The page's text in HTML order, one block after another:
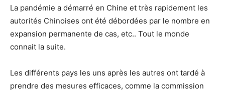
La pandémie a démarré en Chine et très rapidement les
autorités Chinoises ont été débordées par le nombre en
expansion permanente de cas, etc.. Tout le monde
connait la suite.
Les différents pays les uns après les autres ont tardé à
prendre des mesures efficaces, comme la commission